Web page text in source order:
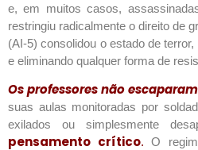
e, em muitos casos,
restringiu radicalmente o direito de
(AI-5) consolidou o estado de
e eliminando qualquer forma de
Os professores não
suas aulas monitoradas por
exilados ou simplesmente
pensamento crítico. O